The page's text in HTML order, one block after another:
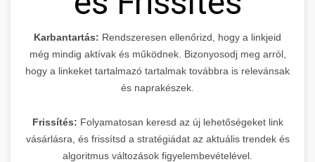
Karbantartás: Rendszeresen ellenőrizd, hogy a linkjeid
még mindig aktívak és működnek. Bizonyosodj meg arról,
hogy a linkeket tartalmazó tartalmak továbbra is relevánsak
és naprakészek.
Frissítés: Folyamatosan keresd az új lehetőségeket link
vásárlásra, és frissítsd a stratégiádat az aktuális trendek és
algoritmus változások figyelembevételével.